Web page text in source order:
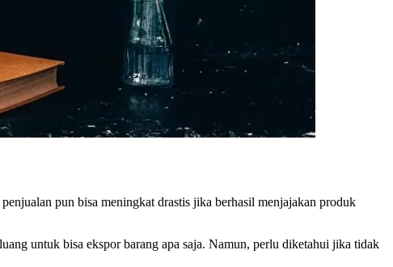
pun bisa meningkat drastis jika berhasil menjajakan produk
untuk bisa ekspor barang apa saja. Namun, perlu diketahui jika tidak